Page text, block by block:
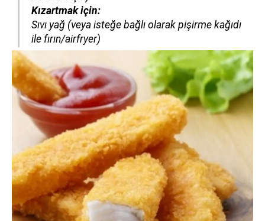
Kızartmak için:
Sıvı yağ (veya isteğe bağlı olarak pişirme kağıdı
ile fırın/airfryer)